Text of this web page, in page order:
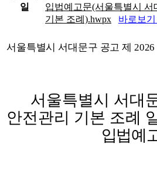
일
입법예고문(서울특별시 서
기본 조례).hwpx
바로보기
서울특별시 서대문구 공고 제
서울특별시 서대
안전관리 기본 조례
입법예